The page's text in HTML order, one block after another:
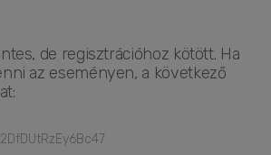
de regisztrációhoz kötött. Ha
az eseményen, a következő